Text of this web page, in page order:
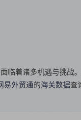
临着诸多机遇与挑战
易外贸通的海关数据查